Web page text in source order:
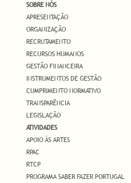
SOBRE NÓS
APRESENTAÇÃO
ORGANIZAÇÃO
RECRUTAMENTO
RECURSOS HUMANOS
GESTÃO FINANCEIRA
INSTRUMENTOS DE GESTÃO
CUMPRIMENTO NORMATIVO
TRANSPARÊNCIA
LEGISLAÇÃO
ATIVIDADES
APOIO ÀS ARTES
RPAC
RTCP
PROGRAMA SABER FAZER PORTUGAL